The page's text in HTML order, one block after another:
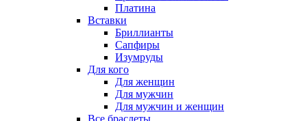
Платина
Вставки
Бриллианты
Сапфиры
Изумруды
Для кого
Для женщин
Для мужчин
Для мужчин и женщин
Все браслеты